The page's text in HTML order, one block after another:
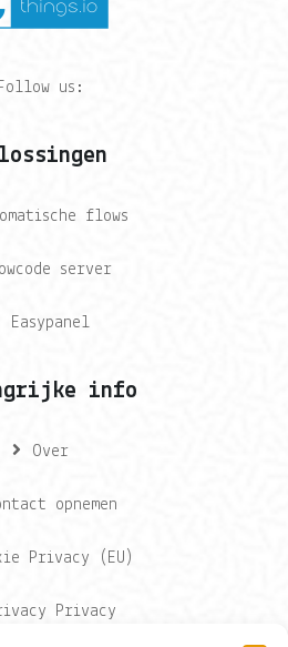
us:
flows
server
Easypanel
info
Over
opnemen
Privacy (EU)
Privacy